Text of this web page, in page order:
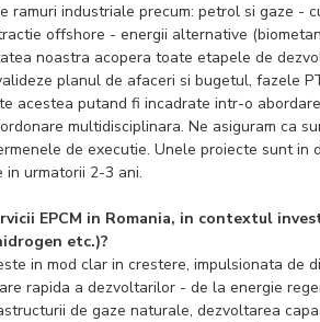
ramuri industriale precum: petrol si gaze -
offshore - energii alternative
noastra acopera toate etapele de
planul de afaceri si bugetul, fazele
acestea putand fi incadrate intr-o abordare
multidisciplinara. Ne asiguram ca
de executie. Unele proiecte sunt in
urmatorii 2-3 ani.
EPCM in Romania, in contextul
etc.)?
in mod clar in crestere, impulsionata de
rapida a dezvoltarilor - de la energie
de gaze naturale, dezvoltarea